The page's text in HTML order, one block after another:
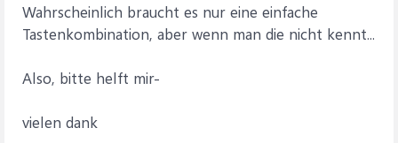
Wahrscheinlich braucht es nur eine einfache
Tastenkombination, aber wenn man die nicht kennt...
Also, bitte helft mir-
vielen dank